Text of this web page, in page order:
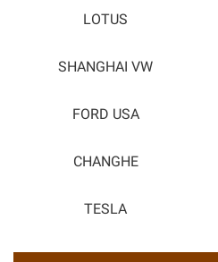
LOTUS
SHANGHAI VW
FORD USA
CHANGHE
TESLA